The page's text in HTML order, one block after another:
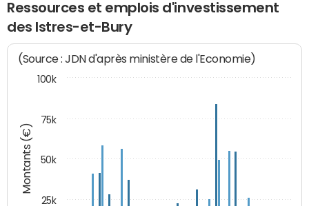
Ressources et emplois d'investissement
des Istres-et-Bury
Montants (€)
(Source : JDN d'après ministère de l'Economie)
25k
50k
75k
100k